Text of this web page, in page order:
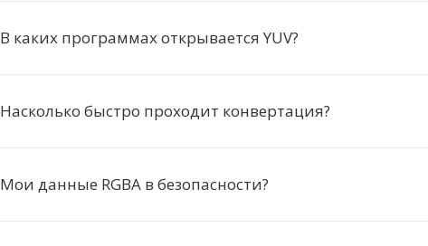
В каких программах открывается YUV?
Насколько быстро проходит конвертация?
Мои данные RGBA в безопасности?